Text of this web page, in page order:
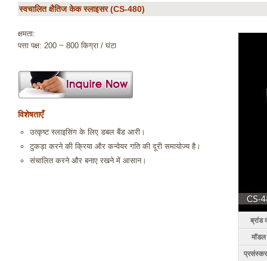
स्वचालित क्षैतिज केक स्लाइसर (CS-480)
ब्रांड
क्षमता:
पत्ता पक्ष: 200 ~ 800 किग्रा / घंटा
विशेषताएँ
उत्कृष्ट स्लाइसिंग के लिए डबल बैंड आरी।
टुकड़ा करने की क्रिया और कन्वेयर गति की दूरी समायोज्य है।
संचालित करने और बनाए रखने में आसान।